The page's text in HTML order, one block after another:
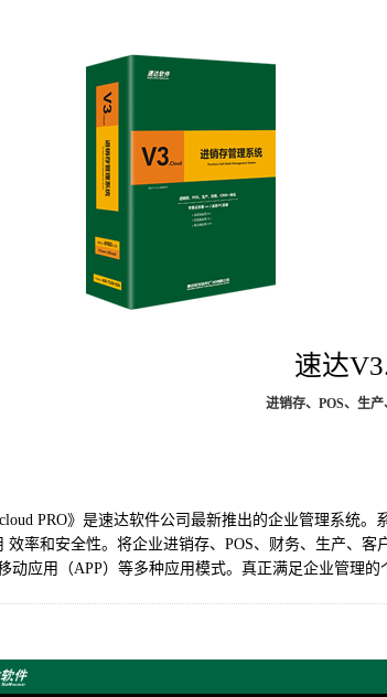
速达
进销存、POS、生
PRO》是速达软件公司最新推出的企业管理系统。
效率和安全性。将企业进销存、POS、财务、生产、
动应用（APP）等多种应用模式。真正满足企业管理的